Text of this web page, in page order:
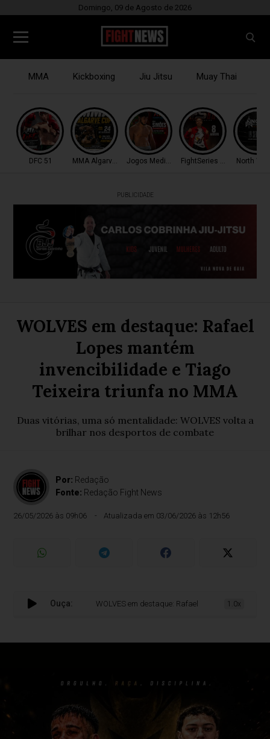
Domingo, 09 de Agosto de 2026
MMA Kickboxing Jiu Jitsu Muay Thai
DFC 51 MMA Algarve CupJogos MediterrâneoFightSeries 11 North
PUBLICIDADE
WOLVES em destaque: Rafael
Lopes mantém
invencibilidade e Tiago
Teixeira triunfa no MMA
Duas vitórias, uma só mentalidade: WOLVES volta a
brilhar nos desportos de combate
Por: Redação
Fonte: Redação Fight News
26/05/2026 às 09h06 Atualizada em 03/06/2026 às 12h56
Ouça:WOLVES em destaque: Rafael Lopes mantém1.0x